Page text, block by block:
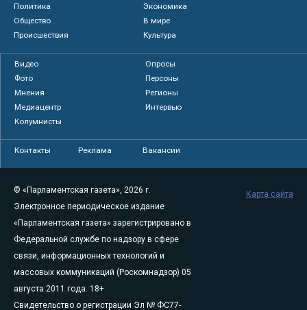
Политика
Экономика
Общество
В мире
Происшествия
Культура
Видео
Опросы
Фото
Персоны
Мнения
Регионы
Медиацентр
Интервью
Колумнисты
Контакты Реклама Вакансии
© «Парламентская газета», 2026 г.
Электронное периодическое издание
«Парламентская газета» зарегистрировано в
Федеральной службе по надзору в сфере
связи, информационных технологий и
массовых коммуникаций (Роскомнадзор) 05
августа 2011 года. 18+
Свидетельство о регистрации Эл № ФС77-
Карта сайта